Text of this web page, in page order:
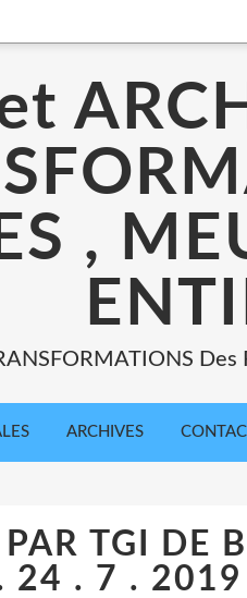
,
ARCHIVES
TGI DE
. 24 . 7 . 2019